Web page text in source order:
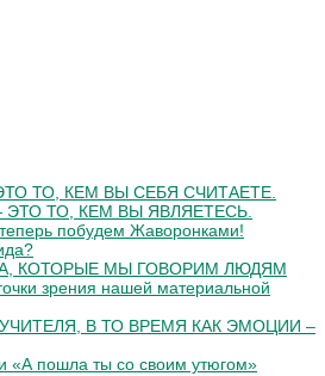
ТО, КЕМ ВЫ СЕБЯ СЧИТАЕТЕ.
ТО, КЕМ ВЫ ЯВЛЯЕТЕСЬ.
побудем Жаворонками!
КОТОРЫЕ МЫ ГОВОРИМ ЛЮДЯМ
зрения нашей материальной
В ТО ВРЕМЯ КАК ЭМОЦИИ –
пошла ты со своим утюгом»